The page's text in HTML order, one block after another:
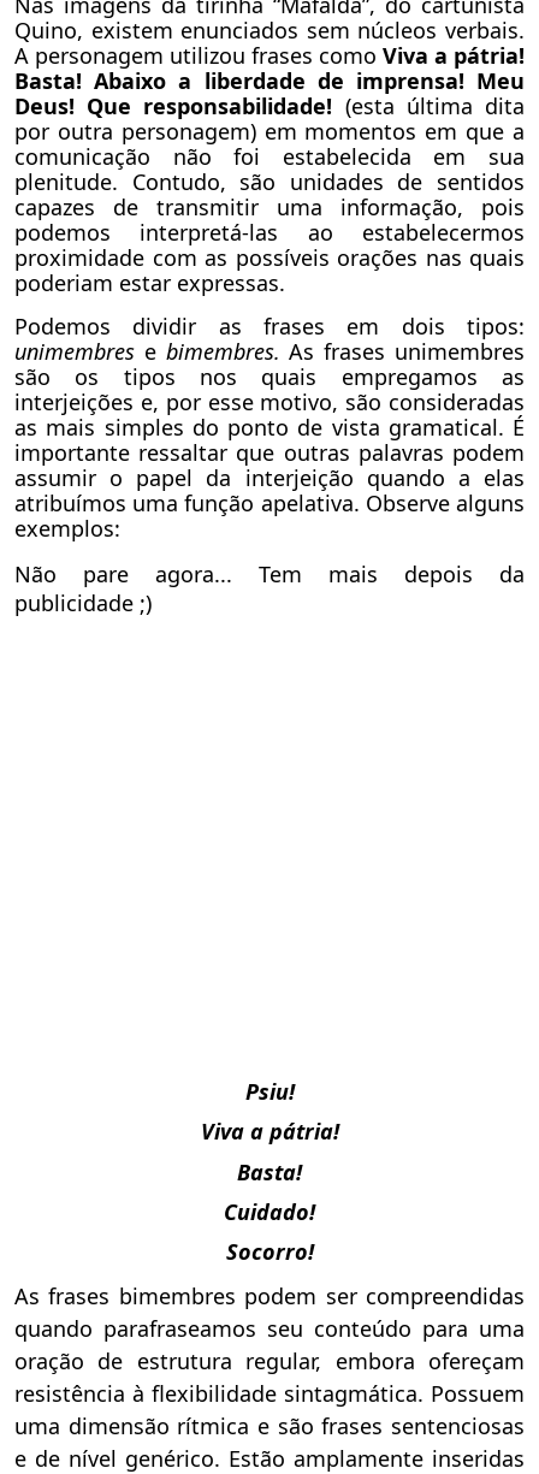
Quino, existem enunciados sem núcleos verbais.
A personagem utilizou frases como Viva a pátria!
Basta! Abaixo a liberdade de imprensa! Meu
Deus! Que responsabilidade! (esta última dita
por outra personagem) em momentos em que a
comunicação não foi estabelecida em sua
plenitude. Contudo, são unidades de sentidos
capazes de transmitir uma informação, pois
podemos interpretá-las ao estabelecermos
proximidade com as possíveis orações nas quais
poderiam estar expressas.
Podemos dividir as frases em dois tipos:
unimembres e bimembres.As frases unimembres
são os tipos nos quais empregamos as
interjeições e, por esse motivo, são consideradas
as mais simples do ponto de vista gramatical. É
importante ressaltar que outras palavras podem
assumir o papel da interjeição quando a elas
atribuímos uma função apelativa. Observe alguns
exemplos:
Não pare agora... Tem mais depois da
publicidade ;)
Psiu!
Viva a pátria!
Basta!
Cuidado!
Socorro!
As frases bimembres podem ser compreendidas
quando parafraseamos seu conteúdo para uma
oração de estrutura regular, embora ofereçam
resistência à flexibilidade sintagmática. Possuem
uma dimensão rítmica e são frases sentenciosas
e de nível genérico. Estão amplamente inseridas